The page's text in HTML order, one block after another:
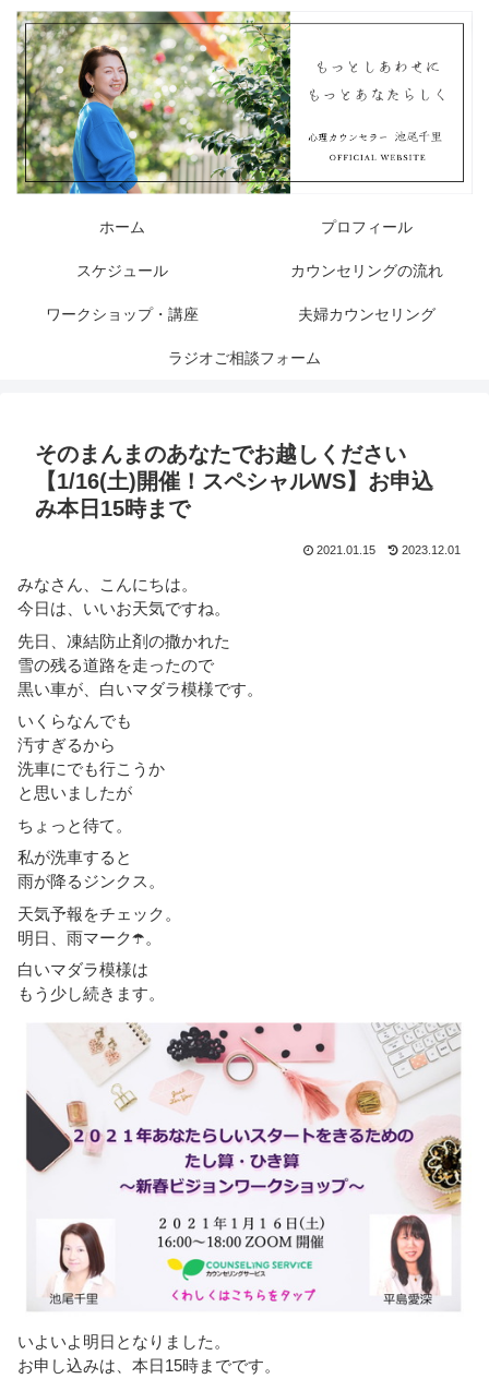
ホーム プロフィール
スケジュール カウンセリングの流れ
ワークショップ・講座 夫婦カウンセリング
ラジオご相談フォーム
そのまんまのあなたでお越しください
【1/16(土)開催！スペシャルWS】お申込
み本日15時まで
2021.01.15 2023.12.01
みなさん、こんにちは。
今日は、いいお天気ですね。
先日、凍結防止剤の撒かれた
雪の残る道路を走ったので
黒い車が、白いマダラ模様です。
いくらなんでも
汚すぎるから
洗車にでも行こうか
と思いましたが
ちょっと待て。
私が洗車すると
雨が降るジンクス。
天気予報をチェック。
明日、雨マーク☂️。
白いマダラ模様は
もう少し続きます。
いよいよ明日となりました。
お申し込みは、本日15時までです。